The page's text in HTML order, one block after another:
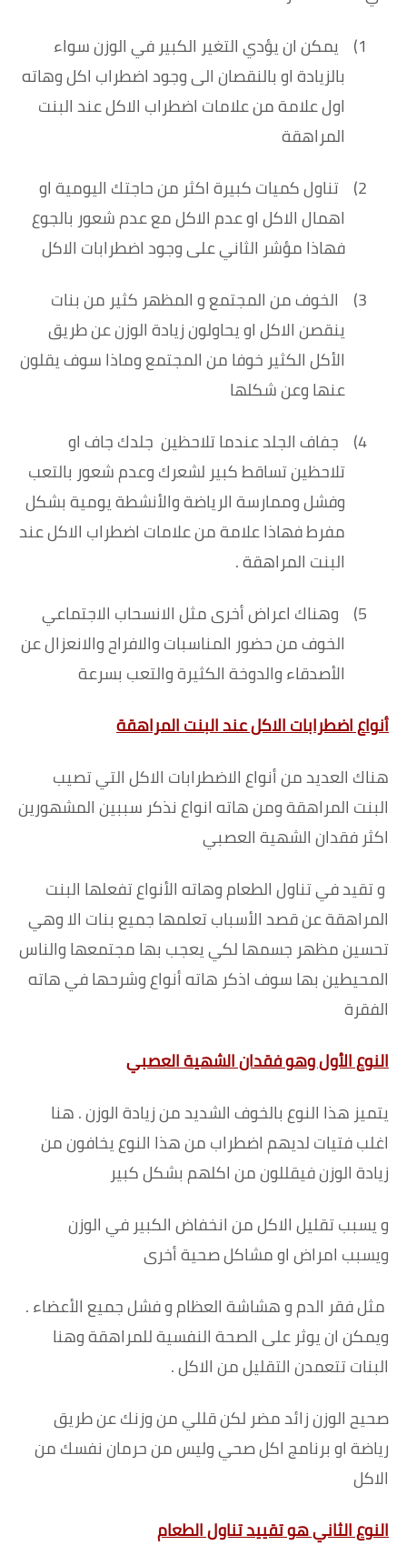
1)
يمكن ان يؤدي التغير الكبير في الوزن سواء
بالزيادة او بالنقصان الى وجود اضطراب اكل وهاته
اول علامة من علامات اضطراب الاكل عند البنت
المراهقة
2)
تناول كميات كبيرة اكثر من حاجتك اليومية او
اهمال الاكل او عدم الاكل مع عدم شعور بالجوع
فهاذا مؤشر الثاني على وجود اضطرابات الاكل
3)
الخوف من المجتمع و المظهر كثير من بنات
ينقصن الاكل او يحاولون زيادة الوزن عن طريق
الأكل الكثير خوفا من المجتمع وماذا سوف يقلون
عنها وعن شكلها
4)
جفاف الجلد عندما تلاحظين جلدك جاف او
تلاحظين تساقط كبير لشعرك وعدم شعور بالتعب
وفشل وممارسة الرياضة والأنشطة يومية بشكل
مفرط فهاذا علامة من علامات اضطراب الاكل عند
البنت المراهقة .
5)
وهناك اعراض أخرى مثل الانسحاب الاجتماعي
الخوف من حضور المناسبات والافراح والانعزال عن
الأصدقاء والدوخة الكثيرة والتعب بسرعة
أنواع اضطرابات الاكل عند البنت المراهقة
هناك العديد من أنواع الاضطرابات الاكل التي تصيب
البنت المراهقة ومن هاته انواع نذكر سببين المشهورين
اكثر فقدان الشهية العصبي
و تقيد في تناول الطعام وهاته الأنواع تفعلها البنت
المراهقة عن قصد الأسباب تعلمها جميع بنات الا وهي
تحسين مظهر جسمها لكي يعجب بها مجتمعها والناس
المحيطين بها سوف اذكر هاته أنواع وشرحها في هاته
الفقرة
النوع الأول وهو فقدان الشهية العصبي
يتميز هذا النوع بالخوف الشديد من زيادة الوزن . هنا
اغلب فتيات لديهم اضطراب من هذا النوع يخافون من
زيادة الوزن فيقللون من اكلهم بشكل كبير
و يسبب تقليل الاكل من انخفاض الكبير في الوزن
ويسبب امراض او مشاكل صحية أخرى
مثل فقر الدم و هشاشة العظام و فشل جميع الأعضاء .
ويمكن ان يوثر على الصحة النفسية للمراهقة وهنا
البنات تتعمدن التقليل من الاكل .
صحيح الوزن زائد مضر لكن قللي من وزنك عن طريق
رياضة او برنامج اكل صحي وليس من حرمان نفسك من
الاكل
النوع الثاني هو تقييد تناول الطعام